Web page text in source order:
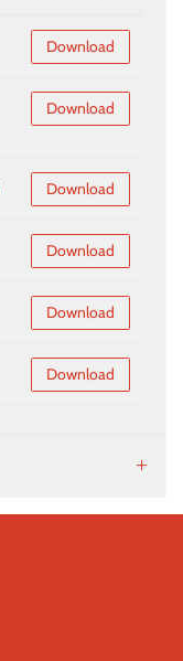
Kita:
Download
Kita:
Download
Kita: Bestätigung
Download
Kita:
Download
Kita: Elternbeitrags-
Download
Kita: KITA-
Download